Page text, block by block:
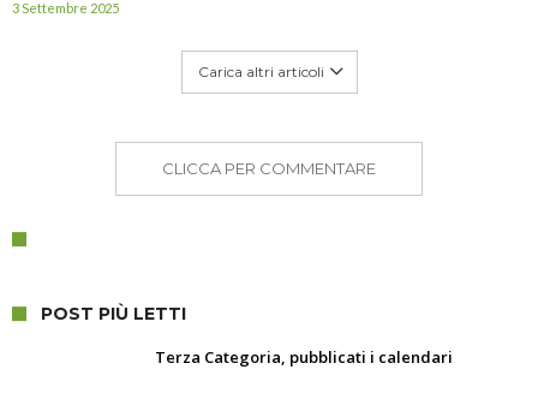
3 Settembre 2025
Carica altri articoli
CLICCA PER COMMENTARE
POST PIÙ LETTI
Terza Categoria, pubblicati i calendari